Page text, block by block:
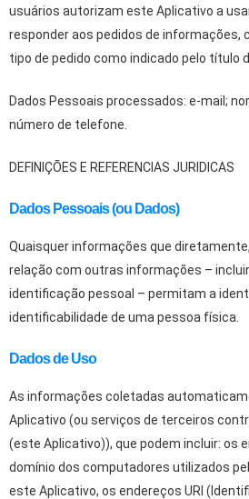
usuários autorizam este Aplicativo a
responder aos pedidos de informações,
tipo de pedido como indicado pelo título
Dados Pessoais processados: e-mail;
número de telefone.
DEFINIÇÕES E REFERENCIAS JURIDICAS
Dados Pessoais (ou Dados)
Quaisquer informações que
relação com outras informações –
identificação pessoal – permitam a
identificabilidade de uma pessoa física.
Dados de Uso
As informações coletadas
Aplicativo (ou serviços de terceiros
(este Aplicativo)), que podem incluir: os
domínio dos computadores utilizados
este Aplicativo, os endereços URI